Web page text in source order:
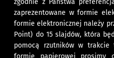
zgodnie z Państwa
zaprezentowane w formie
formie elektronicznej należy
Point) do 15 slajdów, która
pomocą rzutników w trakcie